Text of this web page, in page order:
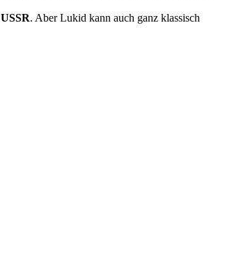
USSR. Aber Lukid kann auch ganz klassisch